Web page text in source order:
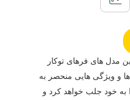
مدل های فرهای توکار
و ویژگی هایی منحصر به
به خود جلب خواهد کرد و